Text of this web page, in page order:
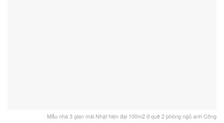
Mẫu nhà 3 gian mái Nhật hiện đại 100m2 ở quê 2 phòng ngủ anh Công